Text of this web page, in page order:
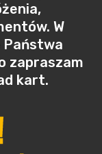
W
Państwa
zapraszam
kart.